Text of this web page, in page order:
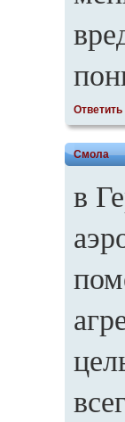
Ответить
Смола
в